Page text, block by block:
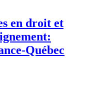
en droit et
Québec